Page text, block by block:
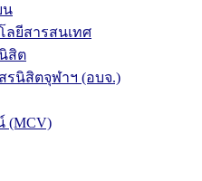
น
ลยีสารสนเทศ
สิต
รนิสิตจุฬาฯ (อบจ.)
(MCV)